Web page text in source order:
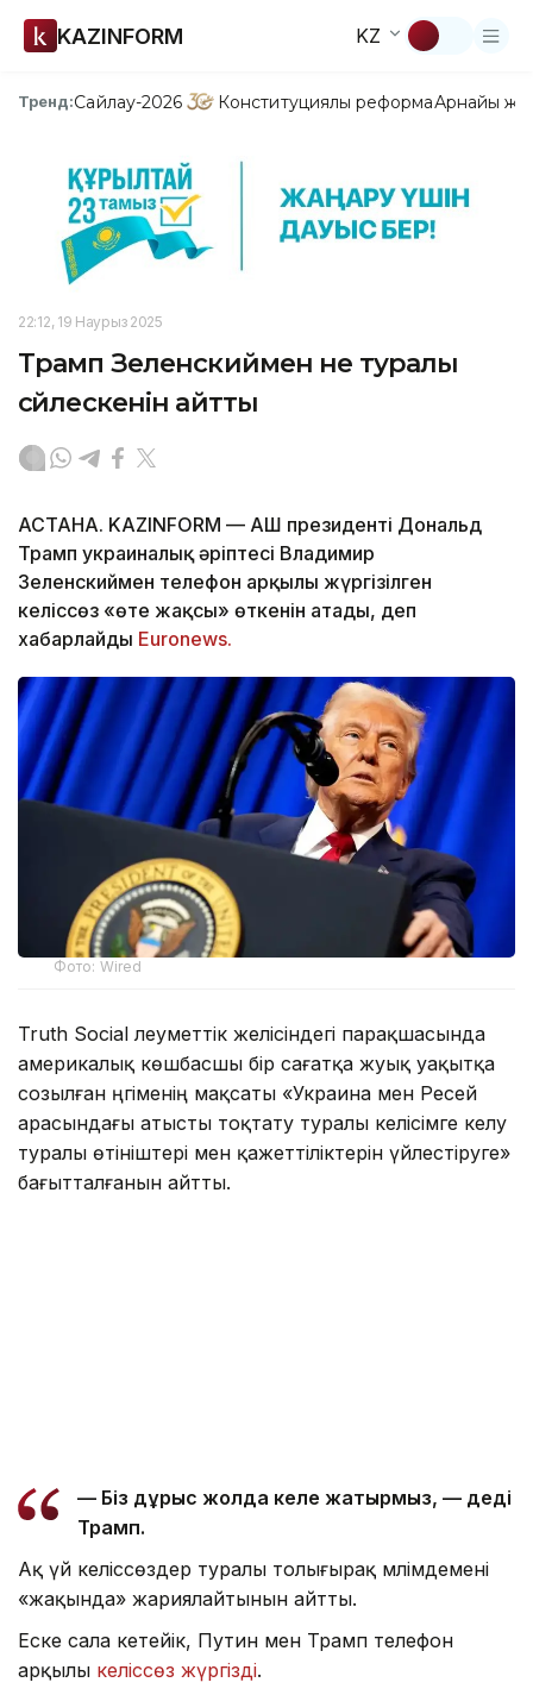
KAZINFORM KZ
Тренд:Сайлау-2026 Конституциялық реформаАрнайы
22:12, 19 Наурыз 2025
Трамп Зеленскиймен не туралы
сөйлескенін айтты
АСТАНА. KAZINFORM — АҚШ президенті Дональд
Трамп украиналық әріптесі Владимир
Зеленскиймен телефон арқылы жүргізілген
келіссөз «өте жақсы» өткенін атады, деп
хабарлайды Euronews.
Фото: Wired
Truth Social әлеуметтік желісіндегі парақшасында
америкалық көшбасшы бір сағатқа жуық уақытқа
созылған әңгіменің мақсаты «Украина мен Ресей
арасындағы атысты тоқтату туралы келісімге келу
туралы өтініштері мен қажеттіліктерін үйлестіруге»
бағытталғанын айтты.
— Біз дұрыс жолда келе жатырмыз, — деді
Трамп.
Ақ үй келіссөздер туралы толығырақ мәлімдемені
«жақында» жариялайтынын айтты.
Еске сала кетейік, Путин мен Трамп телефон
арқылы келіссөз жүргізді.